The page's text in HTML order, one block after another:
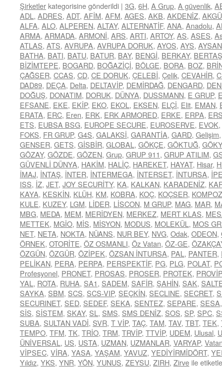
Şirketler kategorisine gönderildi | 3G, 6H, A Grup, A güvenlik,
ADL , ADRES, ADT, AFİM, AFM, AGES, AKB, AKDENİZ,
ALFA, ALO, ALPEREN, ALTAY, ALTERNATİF, ANA, Anadolu,
ARMA, ARMADA, ARMONİ, ARS, ARTI, ARTOY, AS, ASES,
ATLAS, ATS, AVRUPA, AVRUPA DORUK, AYOS, AYS, AYSAN
BATHA, BATI, BATU, BATUR, BAY, BENGİ, BERKAY, BERTAŞ
BİZİMTEPE, BOGARD, BOĞAZİÇİ, BÖLGE, BORA, BOZ,
ÇAĞSER, CCAS, CD, CE DORUK, ÇELEBİ, Çelik, CEVAHİR,
DAD89, DEÇA, Delta, DELTAVİP, DEMİRDAĞ, DENGARD,
DOĞUŞ, DONATIM, DORUK, DÜNYA, DUSSMANN, E GRUP,
EFSANE, EKE, EKİP, EKO, EKOL , EKSEN, ELÇİ, Elit, EMAN,
ERATA, ERC, Eren, ERK, ERK ARMORED, ERKE, ERPA,
ETS, EUBSA BSG, EUROPE SECURE, EUROSERVE, EVOK,
FOKS, FR GRUP, G4S, GALAKSİ, GARANTİA, GARD, Gelişim
GENSER, GETS, GİSBİR, GLOBAL , GÖKÇE, GÖKTUĞ,
GÖZAY, GÖZDE, GÖZEN, Grup, GRUP 911, GRUP ATILIM,
GÜVENLİ DÜNYA, HAKİM, HALİÇ, HAREKET, HAYAT, Hisar,
İMAJ, İNTAŞ, İNTER, İNTERMEGA, İNTERSET, İNTURSA,
ISS, İZ, JET, JOY SECURİTY, KA, KALKAN, KARADENİZ,
KAYA, KESKİN, KLÜH, KM, KOBRA, KOÇ, KOÇSER,
KULE, KUZEY, LGM, LİDER, LİSCON, M GRUP, MAG, MAR,
MBG, MEDA, MEM, MERİDYEN, MERKEZ, MERT KLAS,
METTEK, MGİO, MİS, MİSYON, MODUS, MOLEKÜL , MOS
NET, NETA, NOKTA, NÜANS, NUR BEY, NVG, Odak, ODEON,
ÖRNEK, OTORİTE, ÖZ OSMANLI, Öz Vatan, ÖZ-GE,
ÖZGÜN, ÖZGÜR, ÖZİPEK, ÖZSAN İNTURSA, PAL , PANTER,
PELİKAN, PERA, PERPA, PERSPEKTİF, PG, PLG, POLAT,
Profesyonel, PRONET, PROSAS, PROSER, PROTEK, PROVİP
YAL , ROTA, RUHA, SA1, SADEM, SAFİR, ŞAHİN, SAK,
SAYKA, SBM, SCS, SCS-VIP, SEÇKİN, SECLINE, SECRET,
SECURINET, SED, SEDEF, SEKA, SENTEZ, SEPARE, SESA
SİS, SİSTEM, SKAY, SL , SMS, SMS DENİZ, SOS, SP, SPC,
SUBA, SULTAN VADİ, SVR, T VİP, TAÇ, TAM, TAV, TBT, TEK,
TEMPO, TFM, TK, TRİO, TRM, TRVİP, TTVİP, UDEM, Ulusal,
ÜNİVERSAL , US, USTA, UZMAN, UZMANLAR, VARYAP,
VİPSEC, VİRA, YASA, YAŞAM, YAVUZ, YEDİYİRMİDÖRT,
Yıldız, YKS, YNR, YÖN, YUNUS, ZEYSU, ZIRH, Zirve ile